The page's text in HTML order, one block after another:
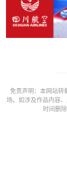
免责声明：本网站转
场。如涉及作品内容
时间删